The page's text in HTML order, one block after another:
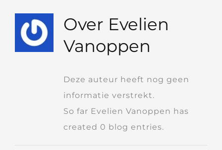
Over Evelien
Vanoppen
Deze auteur heeft nog geen
informatie verstrekt.
So far Evelien Vanoppen has
created 0 blog entries.